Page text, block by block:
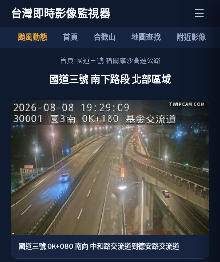
台灣即時影像監視器
颱風動態 首頁 合歡山 地圖查找 附近影像
首頁›國道三號 福爾摩沙高速公路
國道三號 南下路段 北部區域
國道三號 0K+080 南向 中和路交流道到德安路交流道